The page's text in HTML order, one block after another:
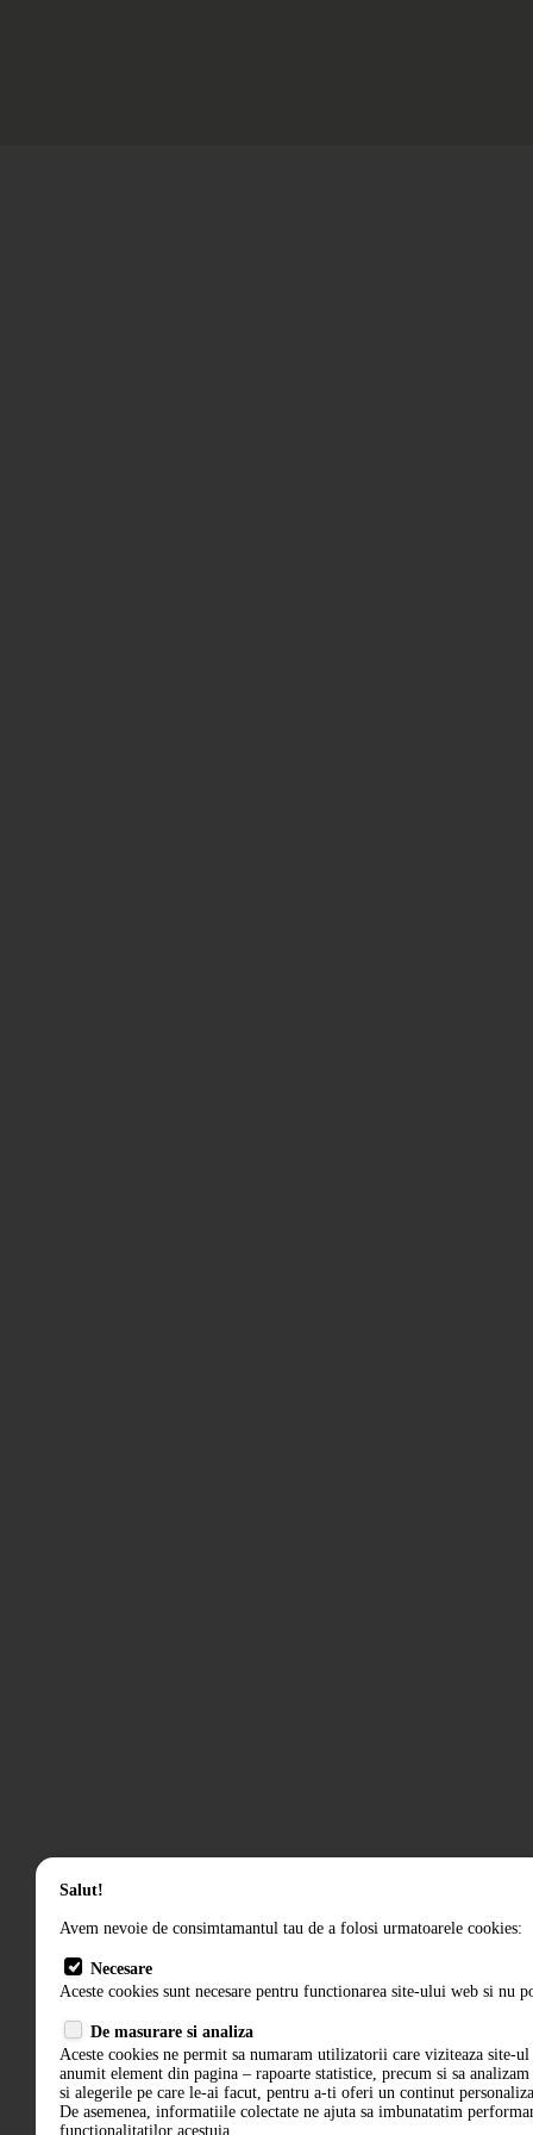
Salut!
Avem nevoie de consimtamantul tau de a folosi urmatoarele cookies:
Necesare
Aceste cookies sunt necesare pentru functionarea site-ului web si nu
De masurare si analiza
Aceste cookies ne permit sa numaram utilizatorii care viziteaza site-ul
anumit element din pagina – rapoarte statistice, precum si sa
si alegerile pe care le-ai facut, pentru a-ti oferi un continut
De asemenea, informatiile colectate ne ajuta sa imbunatatim
functionalitatilor acestuia.